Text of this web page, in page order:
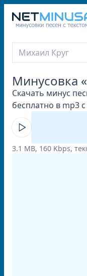
Минусовка
Скачать минус
бесплатно в mp3
3.1 MB, 160 Kbps,